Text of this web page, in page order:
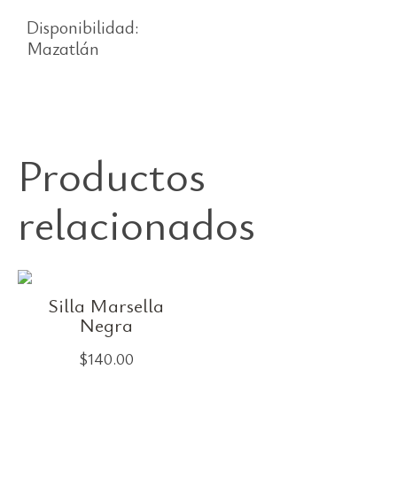
Disponibilidad:
Mazatlán
Productos
relacionados
Silla Marsella
Negra
$140.00